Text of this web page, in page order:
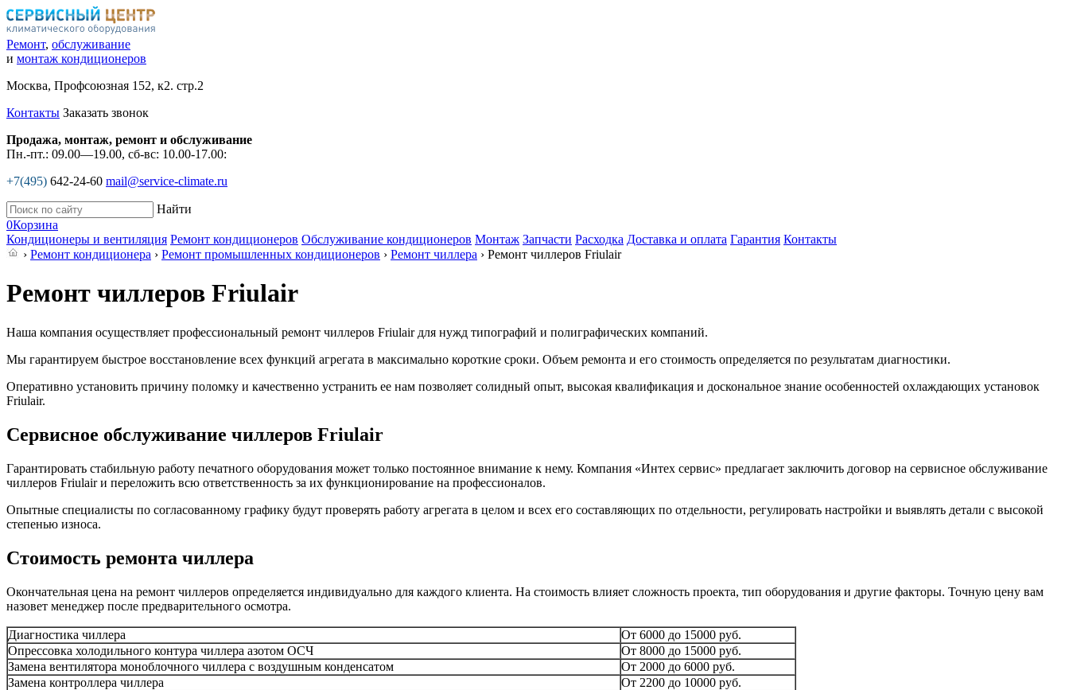
Ремонт, обслуживание
и монтаж кондиционеров
Москва, Профсоюзная 152, к2. стр.2
Контакты Заказать звонок
Продажа, монтаж, ремонт и обслуживание
Пн.-пт.: 09.00—19.00, сб-вс: 10.00-17.00:
+7(495) 642-24-60 mail@service-climate.ru
Найти
0Корзина
Кондиционеры и вентиляция Ремонт кондиционеров Обслуживание кондиционеров Монтаж Запчасти Расходка Доставка и оплата Гарантия Контакты
› Ремонт кондиционера › Ремонт промышленных кондиционеров › Ремонт чиллера › Ремонт чиллеров Friulair
Ремонт чиллеров Friulair
Наша компания осуществляет профессиональный ремонт чиллеров Friulair для нужд типографий и полиграфических компаний.
Мы гарантируем быстрое восстановление всех функций агрегата в максимально короткие сроки. Объем ремонта и его стоимость определяется по результатам диагностики.
Оперативно установить причину поломку и качественно устранить ее нам позволяет солидный опыт, высокая квалификация и доскональное знание особенностей охлаждающих установок
Friulair.
Сервисное обслуживание чиллеров Friulair
Гарантировать стабильную работу печатного оборудования может только постоянное внимание к нему. Компания «Интех сервис» предлагает заключить договор на сервисное обслуживание
чиллеров Friulair и переложить всю ответственность за их функционирование на профессионалов.
Опытные специалисты по согласованному графику будут проверять работу агрегата в целом и всех его составляющих по отдельности, регулировать настройки и выявлять детали с высокой
степенью износа.
Стоимость ремонта чиллера
Окончательная цена на ремонт чиллеров определяется индивидуально для каждого клиента. На стоимость влияет сложность проекта, тип оборудования и другие факторы. Точную цену вам
назовет менеджер после предварительного осмотра.
Диагностика чиллера
От 6000 до 15000 руб.
Опрессовка холодильного контура чиллера азотом ОСЧ
От 8000 до 15000 руб.
Замена вентилятора моноблочного чиллера с воздушным конденсатом
От 2000 до 6000 руб.
Замена контроллера чиллера
От 2200 до 10000 руб.